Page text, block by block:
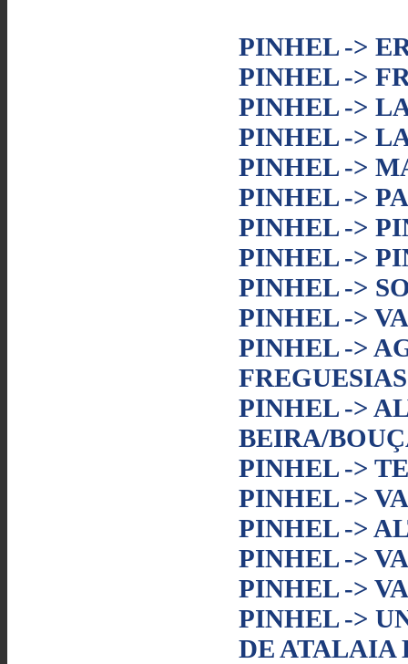
PINHEL ->
PINHEL ->
PINHEL ->
PINHEL ->
PINHEL ->
PINHEL ->
PINHEL ->
PINHEL ->
PINHEL ->
PINHEL ->
PINHEL ->
PINHEL ->
BEIRA/
PINHEL ->
PINHEL ->
PINHEL ->
PINHEL ->
PINHEL ->
PINHEL ->
DE ATALAIA